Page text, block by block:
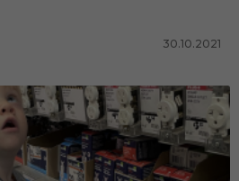
30.10.2021